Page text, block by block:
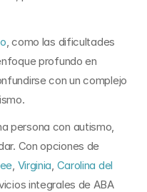
, como las dificultades
profundo en
con un complejo
Con opciones de
, Virginia, Carolina del
integrales de ABA